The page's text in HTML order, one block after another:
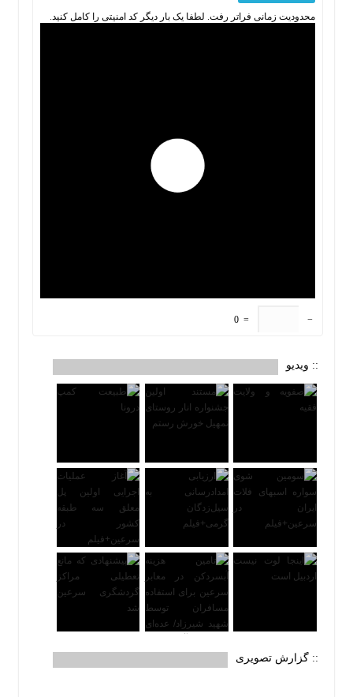
محدودیت زمانی فراتر رفت. لطفا یک بار دیگر کد امنیتی را کامل کنید.
−
=
0
:: ویدیو
:: گزارش تصویری